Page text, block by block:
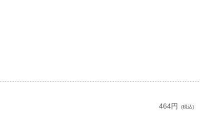
464円 (税込)